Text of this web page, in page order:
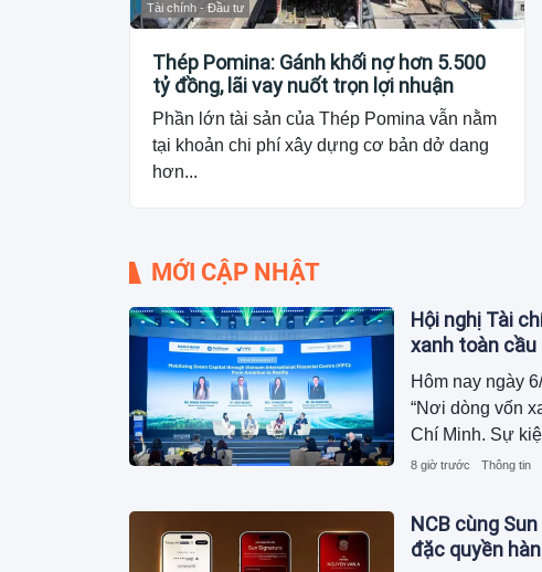
Tài chính - Đầu tư
Thép Pomina: Gánh khối nợ hơn 5.500
tỷ đồng, lãi vay nuốt trọn lợi nhuận
Phần lớn tài sản của Thép Pomina vẫn nằm
tại khoản chi phí xây dựng cơ bản dở dang
hơn...
MỚI CẬP NHẬT
Hội nghị Tài
xanh toàn cầu
Hôm nay ngày
“Nơi dòng vốn
Chí Minh. Sự
Việt Nam tại
(GGGI) Việt
Wealth Partners.
8 giờ trước Thông tin
NCB cùng
đặc quyền